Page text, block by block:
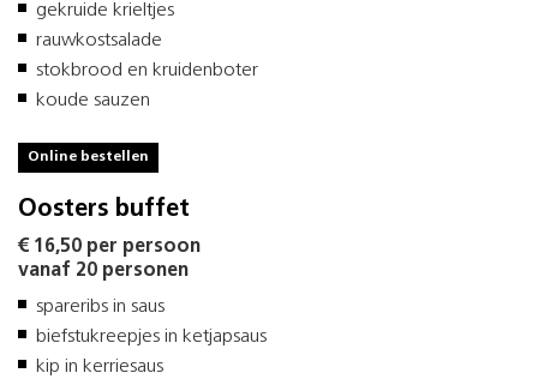
gekruide krieltjes
rauwkostsalade
stokbrood en kruidenboter
koude sauzen
Online bestellen
Oosters buffet
€ 16,50 per persoon
vanaf 20 personen
spareribs in saus
biefstukreepjes in ketjapsaus
kip in kerriesaus